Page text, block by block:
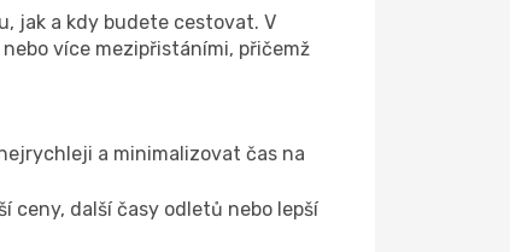
jak a kdy budete cestovat. V
více mezipřistáními, přičemž
a minimalizovat čas na
ceny, další časy odletů nebo lepší